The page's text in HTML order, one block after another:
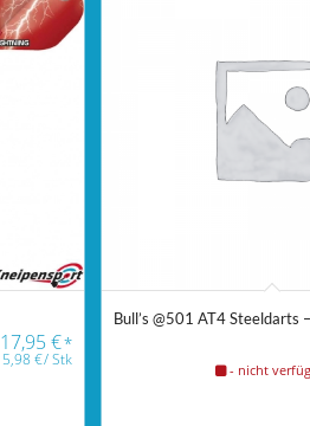
17,95€*
5,98€/Stk
Bull’s @501 AT4 Steeldarts
- nicht